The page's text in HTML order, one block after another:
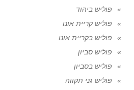
פוליש ביהוד
פוליש קריית אונו
פוליש בקריית אונו
פוליש סביון
פוליש בסביון
פוליש גני תקווה